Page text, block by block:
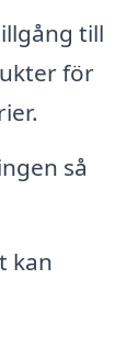
till
för
så
kan